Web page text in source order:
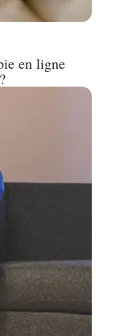
en ligne